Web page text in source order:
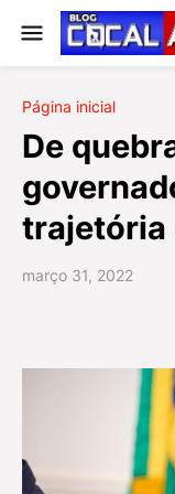
Página inicial
De
trajetória
março 31, 2022